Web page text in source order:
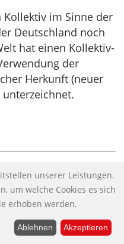
im Sinne der
Deutschland noch
hat einen Kollektiv-
der
Herkunft (neuer
mit den
sich über Ihre
angemessenen
Betreff.
unserer Leistungen.
um welche Cookies es sich
erhoben werden.
Ablehnen Akzeptieren